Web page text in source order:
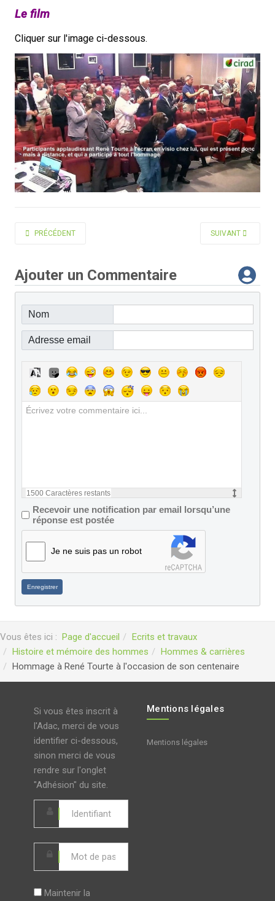
Le film
Cliquer sur l'image ci-dessous.
ARTICLE PRÉCÉDENT : RENÉ TOURTE CITOYEN D'HONNEUR DE LA VILLE
PRÉCÉDENT ARTICLE SUIVANT
SUIVANT
Ajouter un Commentaire
Nom
Adresse email
1500 Caractères restants
Recevoir une notification par email lorsqu’une
réponse est postée
Je ne suis pas un robot
Enregistrer
Vous êtes ici : Page d'accueil
Ecrits et travaux
Histoire et mémoire des hommes
Hommes & carrières
Hommage à René Tourte à l'occasion de son centenaire
Si vous êtes inscrit à
l'Adac, merci de vous
identifier ci-dessous,
sinon merci de vous
rendre sur l'onglet
"Adhésion" du site.
Maintenir la
Mentions légales
Mentions légales